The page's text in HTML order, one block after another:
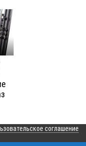
соглашение